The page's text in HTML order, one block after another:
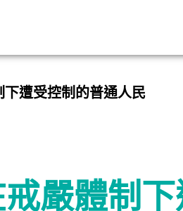
遭受控制的普通人民
嚴體制